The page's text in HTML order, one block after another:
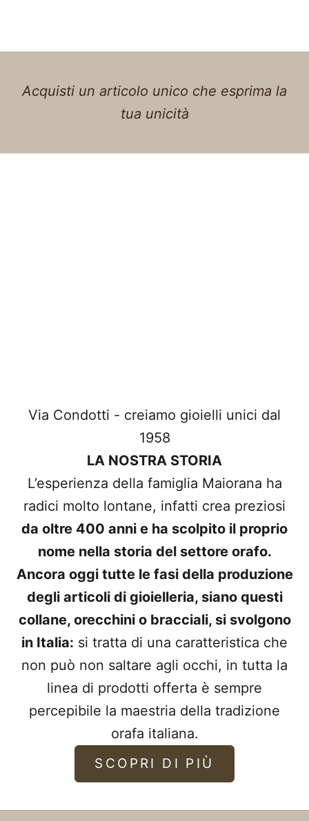
Acquisti un articolo unico che esprima la
tua unicità
Via Condotti - creiamo gioielli unici dal
1958
LA NOSTRA STORIA
L’esperienza della famiglia Maiorana ha
radici molto lontane, infatti crea preziosi
da oltre 400 anni e ha scolpito il proprio
nome nella storia del settore orafo.
Ancora oggi tutte le fasi della produzione
degli articoli di gioielleria, siano questi
collane, orecchini o bracciali, si svolgono
in Italia: si tratta di una caratteristica che
non può non saltare agli occhi, in tutta la
linea di prodotti offerta è sempre
percepibile la maestria della tradizione
orafa italiana.
SCOPRI DI PIÙ